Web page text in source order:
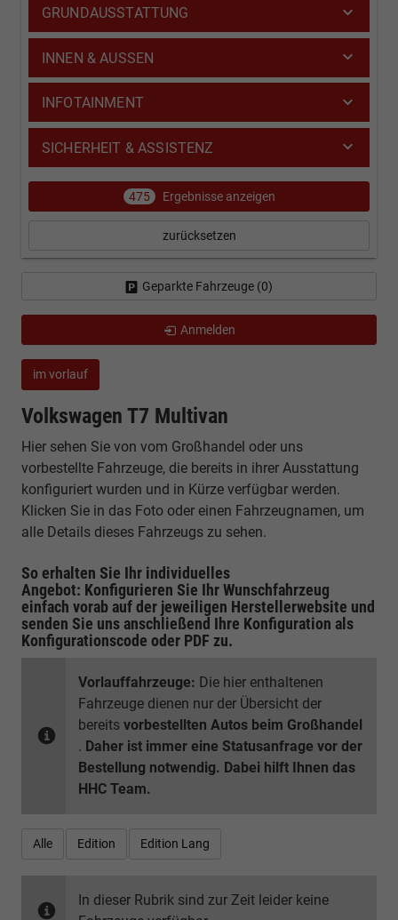
im vorlauf
Volkswagen T7 Multivan
Hier sehen Sie von vom Großhandel oder uns
vorbestellte Fahrzeuge, die bereits in ihrer Ausstattung
konfiguriert wurden und in Kürze verfügbar werden.
Klicken Sie in das Foto oder einen Fahrzeugnamen, um
alle Details dieses Fahrzeugs zu sehen.
So erhalten Sie Ihr individuelles
Angebot: Konfigurieren Sie Ihr Wunschfahrzeug
einfach vorab auf der jeweiligen Herstellerwebsite und
senden Sie uns anschließend Ihre Konfiguration als
Konfigurationscode oder PDF zu.
Vorlauffahrzeuge: Die hier enthaltenen
Fahrzeuge dienen nur der Übersicht der
bereits vorbestellten Autos beim Großhandel
. Daher ist immer eine Statusanfrage vor der
Bestellung notwendig. Dabei hilft Ihnen das
HHC Team.
Alle Edition Edition Lang
In dieser Rubrik sind zur Zeit leider keine
GRUNDAUSSTATTUNG
INNEN & AUSSEN
INFOTAINMENT
SICHERHEIT & ASSISTENZ
475 Ergebnisse anzeigen
zurücksetzen
Geparkte Fahrzeuge (0)
Anmelden